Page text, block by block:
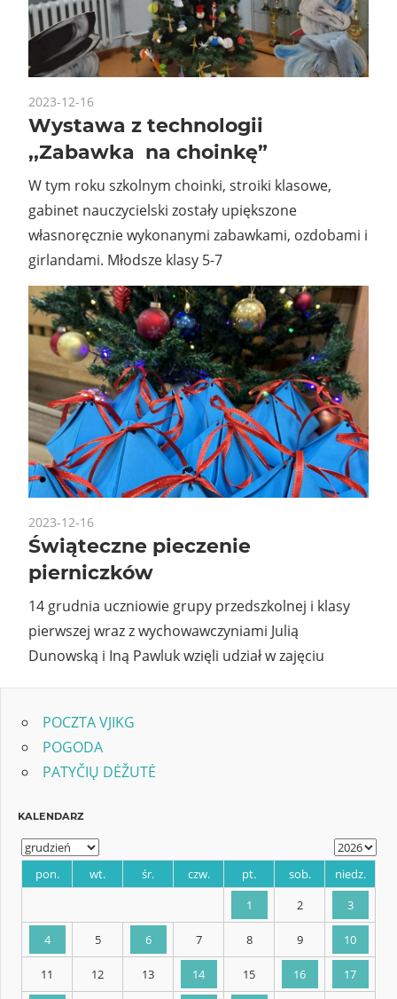
2023-12-16
Wystawa z technologii
,,Zabawka na choinkę”
W tym roku szkolnym choinki, stroiki klasowe,
gabinet nauczycielski zostały upiększone
własnoręcznie wykonanymi zabawkami, ozdobami i
girlandami. Młodsze klasy 5-7
2023-12-16
Świąteczne pieczenie
pierniczków
14 grudnia uczniowie grupy przedszkolnej i klasy
pierwszej wraz z wychowawczyniami Julią
Dunowską i Iną Pawluk wzięli udział w zajęciu
POCZTA VJIKG
POGODA
PATYČIŲ DĖŽUTĖ